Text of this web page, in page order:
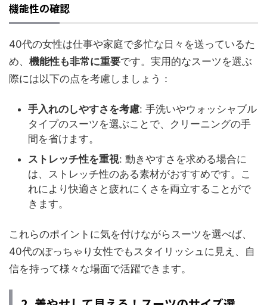
機能性の確認
40代の女性は仕事や家庭で多忙な日々を送っているた
め、 機能性も非常に重要です。実用的なスーツを選ぶ
際には以下の点を考慮しましょう：
手入れのしやすさを考慮: 手洗いやウォッシャブル
タイプのスーツを選ぶことで、クリーニングの手
間を省けます。
ストレッチ性を重視: 動きやすさを求める場合に
は、ストレッチ性のある素材がおすすめです。こ
れにより快適さと疲れにくさを両立することがで
きます。
これらのポイントに気を付けながらスーツを選べば、
40代のぽっちゃり女性でもスタイリッシュに見え、自
信を持って様々な場面で活躍できます。